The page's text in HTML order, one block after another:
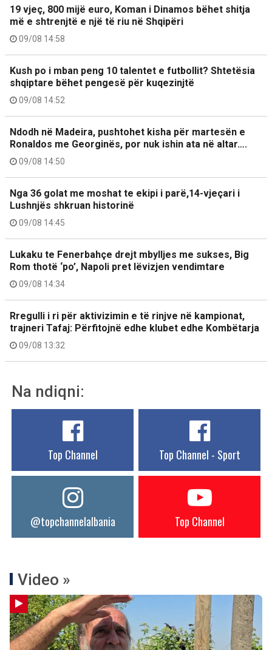
19 vjeç, 800 mijë euro, Koman i Dinamos bëhet shitja
më e shtrenjtë e një të riu në Shqipëri
09/08 14:58
Kush po i mban peng 10 talentet e futbollit? Shtetësia
shqiptare bëhet pengesë për kuqezinjtë
09/08 14:52
Ndodh në Madeira, pushtohet kisha për martesën e
Ronaldos me Georginës, por nuk ishin ata në altar….
09/08 14:50
Nga 36 golat me moshat te ekipi i parë,14-vjeçari i
Lushnjës shkruan historinë
09/08 14:45
Lukaku te Fenerbahçe drejt mbylljes me sukses, Big
Rom thotë ‘po’, Napoli pret lëvizjen vendimtare
09/08 14:34
Rregulli i ri për aktivizimin e të rinjve në kampionat,
trajneri Tafaj: Përfitojnë edhe klubet edhe Kombëtarja
09/08 13:32
Na ndiqni:
Top Channel Top Channel - Sport
@topchannelalbania Top Channel
Video »